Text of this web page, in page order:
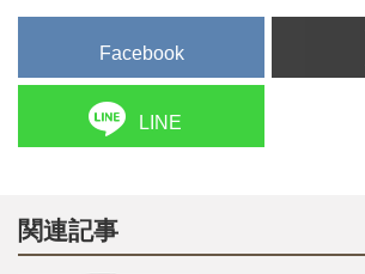
Facebook
LINE
関連記事